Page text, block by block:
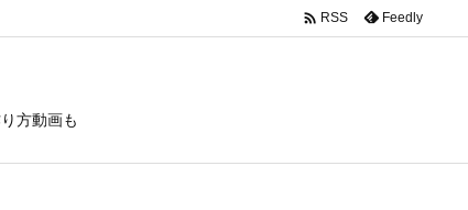
方動画も
 RSS Feedly